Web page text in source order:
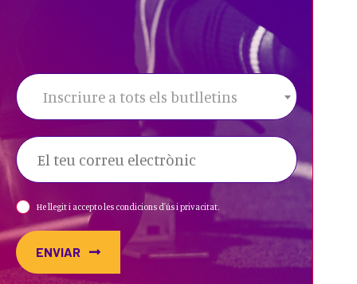
CTEIB
Inscriure a tots els butlletins
He llegit i accepto les condicions d'ús i privacitat.
ENVIAR